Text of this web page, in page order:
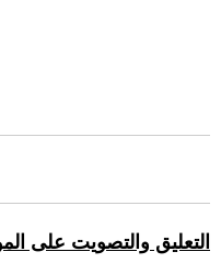
التعليق والتصويت على